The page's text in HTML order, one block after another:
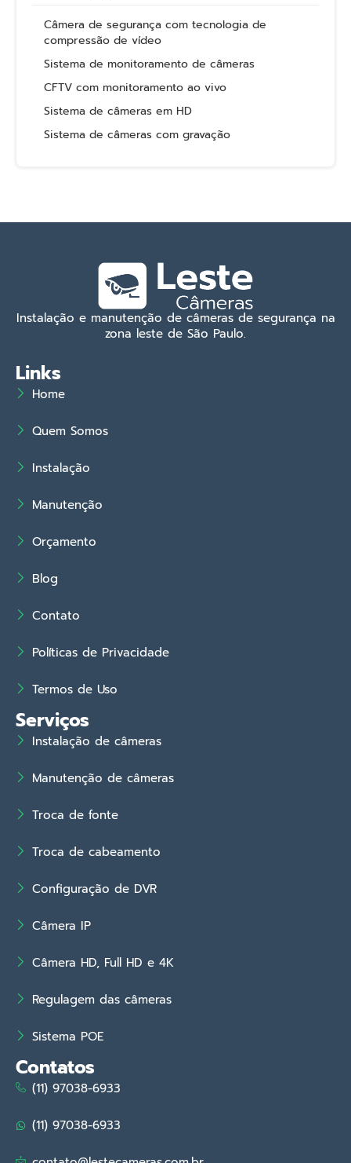
Câmera de segurança com tecnologia de
compressão de vídeo
Sistema de monitoramento de câmeras
CFTV com monitoramento ao vivo
Sistema de câmeras em HD
Sistema de câmeras com gravação
Instalação e manutenção de câmeras de segurança na
zona leste de São Paulo.
Links
Home
Quem Somos
Instalação
Manutenção
Orçamento
Blog
Contato
Políticas de Privacidade
Termos de Uso
Serviços
Instalação de câmeras
Manutenção de câmeras
Troca de fonte
Troca de cabeamento
Configuração de DVR
Câmera IP
Câmera HD, Full HD e 4K
Regulagem das câmeras
Sistema POE
Contatos
(11) 97038-6933
(11) 97038-6933